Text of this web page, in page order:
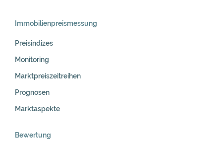
Navigation
Immobilienpreis­messung
Preisindizes
Monitoring
Marktpreiszeitreihen
Prognosen
Marktaspekte
Bewertung